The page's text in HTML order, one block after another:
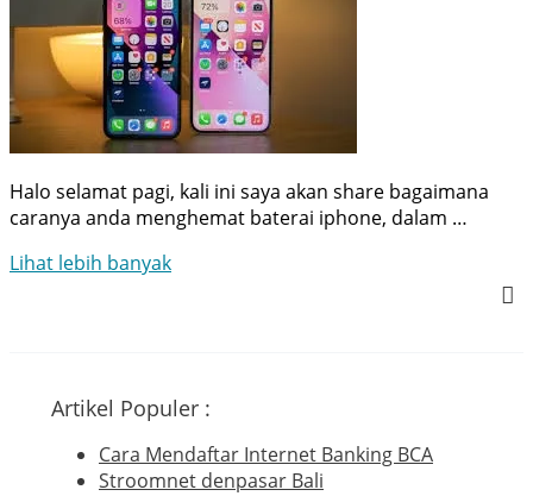
Halo selamat pagi, kali ini saya akan share bagaimana
caranya anda menghemat baterai iphone, dalam …
Cara
Lihat lebih banyak
Artikel Populer :
Cara Mendaftar Internet Banking BCA
Stroomnet denpasar Bali